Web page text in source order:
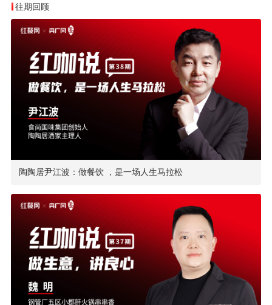
往期回顾
陶陶居尹江波：做餐饮 ，是一场人生马拉松